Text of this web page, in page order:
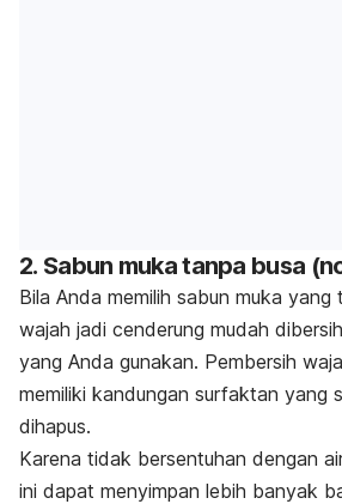
2. Sabun muka tanpa busa
Bila Anda memilih sabun muka yang
wajah jadi cenderung mudah
yang Anda gunakan. Pembersih
memiliki kandungan surfaktan yang
dihapus.
Karena tidak bersentuhan dengan
ini dapat menyimpan lebih banyak